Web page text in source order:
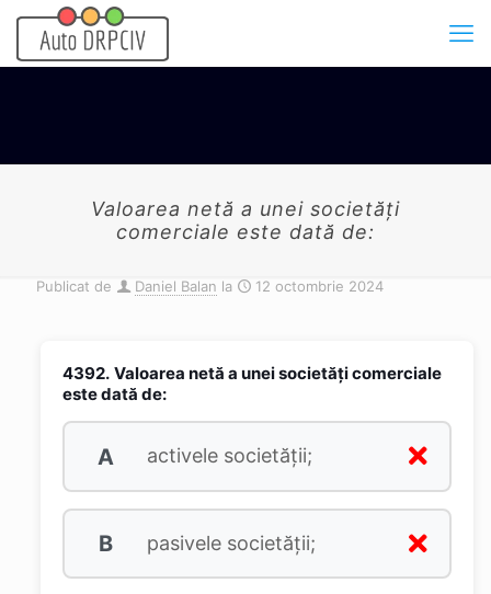
Valoarea netă a unei societăţi
comerciale este dată de:
Publicat de Daniel Balan la 12 octombrie 2024
4392. Valoarea netă a unei societăţi comerciale
este dată de:
A activele societăţii;
B pasivele societăţii;